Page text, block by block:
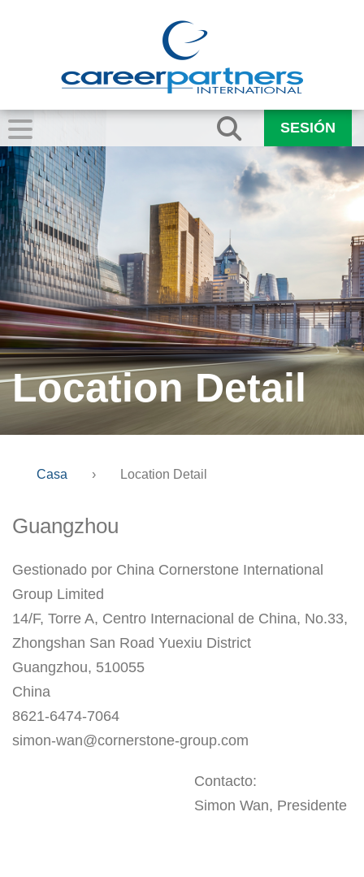
SESIÓN
Location Detail
Casa › Location Detail
Guangzhou
Gestionado por China Cornerstone International
Group Limited
14/F, Torre A, Centro Internacional de China, No.33,
Zhongshan San Road Yuexiu District
Guangzhou, 510055
China
8621-6474-7064
simon-wan@cornerstone-group.com
Contacto:
Simon Wan, Presidente